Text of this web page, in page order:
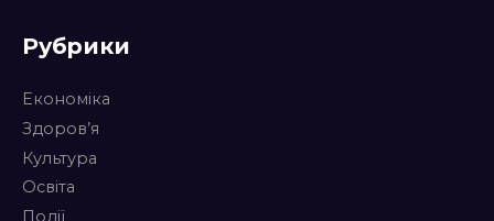
Рубрики
Економіка
Здоров’я
Культура
Освіта
Події